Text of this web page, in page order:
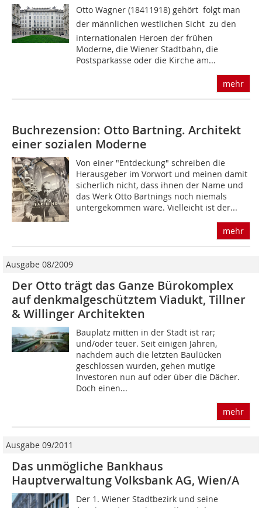
Otto Wagner (18411918) gehört  folgt man
der männlichen westlichen Sicht  zu den
internatio­nalen Heroen der frühen
Moderne, die Wiener Stadtbahn, die
Postsparkasse oder die Kirche am...
mehr
Buchrezension: Otto Bartning. Architekt
einer sozialen Moderne
Von einer "Entdeckung" schreiben die
Herausgeber im Vorwort und meinen damit
sicherlich nicht, dass ihnen der Name und
das Werk Otto Bartnings noch niemals
untergekommen wäre. Vielleicht ist der...
mehr
Ausgabe 08/2009
Der Otto trägt das Ganze Bürokomplex
auf denkmalgeschütztem Viadukt, Tillner
& Willinger Architekten
Bauplatz mitten in der Stadt ist rar;
und/oder teuer. Seit einigen Jahren,
nachdem auch die letzten Baulücken
geschlossen wurden, gehen mutige
Investoren nun auf oder über die Dächer.
Doch einen...
mehr
Ausgabe 09/2011
Das unmögliche Bankhaus
Hauptverwaltung Volksbank AG, Wien/A
Der 1. Wiener Stadtbezirk und seine